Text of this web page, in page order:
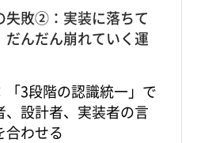
失敗②：実装に落ちて
だんだん崩れていく運
「3段階の認識統一」で
、設計者、実装者の言
合わせる